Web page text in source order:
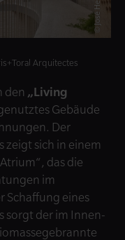
© José Hevia
Arquitectes
den „Living
Gebäude
Der
zeigt sich in einem
das die
im
Schaffung eines
sorgt der im Innen-